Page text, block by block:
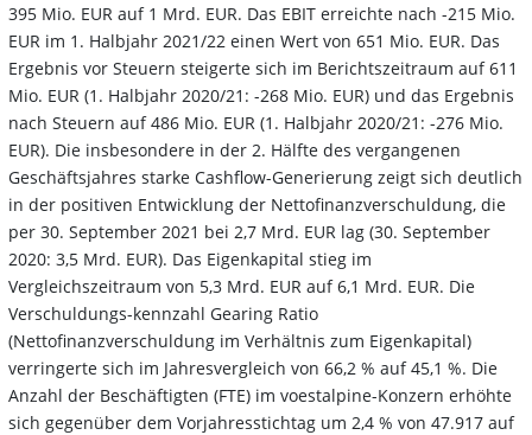
395 Mio. EUR auf 1 Mrd. EUR. Das EBIT erreichte nach -215 Mio.
EUR im 1. Halbjahr 2021/22 einen Wert von 651 Mio. EUR. Das
Ergebnis vor Steuern steigerte sich im Berichtszeitraum auf 611
Mio. EUR (1. Halbjahr 2020/21: -268 Mio. EUR) und das Ergebnis
nach Steuern auf 486 Mio. EUR (1. Halbjahr 2020/21: -276 Mio.
EUR). Die insbesondere in der 2. Hälfte des vergangenen
Geschäftsjahres starke Cashflow-Generierung zeigt sich deutlich
in der positiven Entwicklung der Nettofinanzverschuldung, die
per 30. September 2021 bei 2,7 Mrd. EUR lag (30. September
2020: 3,5 Mrd. EUR). Das Eigenkapital stieg im
Vergleichszeitraum von 5,3 Mrd. EUR auf 6,1 Mrd. EUR. Die
Verschuldungs-kennzahl Gearing Ratio
(Nettofinanzverschuldung im Verhältnis zum Eigenkapital)
verringerte sich im Jahresvergleich von 66,2 % auf 45,1 %. Die
Anzahl der Beschäftigten (FTE) im voestalpine-Konzern erhöhte
sich gegenüber dem Vorjahresstichtag um 2,4 % von 47.917 auf